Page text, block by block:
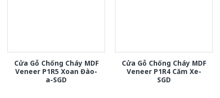
Cửa Gỗ Chống Cháy MDF
Veneer P1R5 Xoan Đào-
a-SGD
Cửa Gỗ Chống Cháy MDF
Veneer P1R4 Căm Xe-
SGD